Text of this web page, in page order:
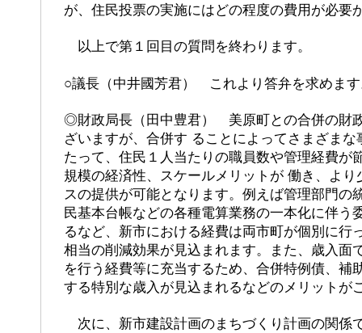
が、住民投票の実施にはどの程度の費用が必要
以上で第１回目の質問を終わります。
○議長（中井國芳君） これより答弁を求めま
◎財政局長（田中豊君） 美原町との合併の財
ざいますが、合併す ることによってさまざま
たって、住民１人当たりの職員数や管理経費が
規模の経済性、スケールメリットが 働き、よ
スの提供が可能となります。例えば管理部門の
民基本台帳などの各種電算業務の一本化に伴う
るなど、新市における経費は両市町が個別に行
相当の削減効果が見込まれます。また、歳入面
を行う経費等に充当するため、合併特例債、補
する特別な歳入が見込まれるなどのメリットが
次に、新市建設計画のまちづくり計画の関係